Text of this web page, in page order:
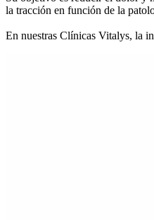
la tracción en función de la
En nuestras Clínicas Vitalys, la